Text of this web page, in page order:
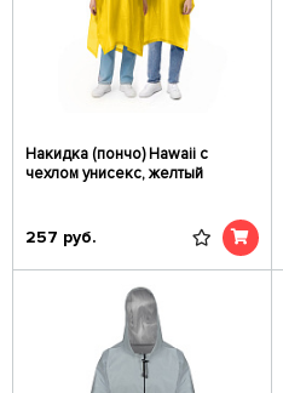
Накидка (пончо) Hawaii c
чехлом унисекс, желтый
257 руб.